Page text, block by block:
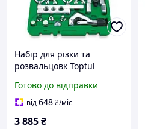
Набір для різки та
розвальцовк Toptul
Готово до відправки
від648₴/міс
3 885₴